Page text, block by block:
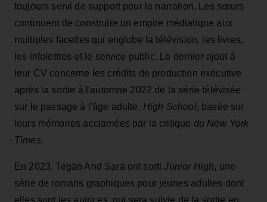
toujours servi de support pour la narration. Les sœurs
continuent de construire un empire médiatique aux
multiples facettes qui englobe la télévision, les livres,
les infolettres et le service public. Le dernier ajout à
leur CV concerne les crédits de production exécutive
après la sortie à l'automne 2022 de la série télévisée
sur le passage à l'âge adulte. High School, basée sur
leurs mémoires acclamées par la critique du New York
Times.
En 2023, Tegan And Sara ont sorti Junior High, une
série de romans graphiques pour jeunes adultes dont
elles sont les autrices, qui sera suivie de la sortie en